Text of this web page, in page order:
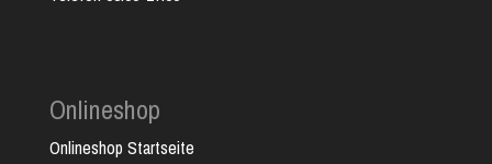
Onlineshop
Onlineshop Startseite